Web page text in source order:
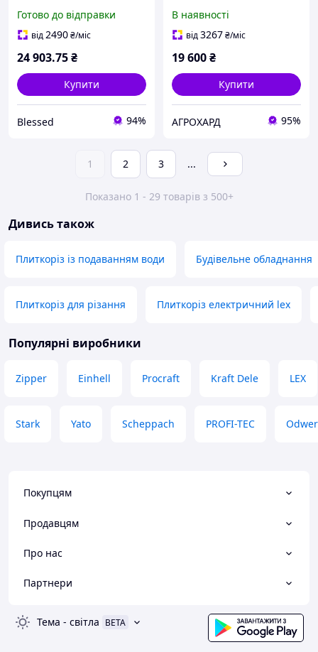
1.2 кВт, 92 см різ плитки,
диск 230 см
Готово до відправки
від2490₴/міс
24 903.75₴
Купити
Blessed 94%
(TSW230N-920)
В наявності
від3267₴/міс
19 600₴
Купити
АГРОХАРД 95%
1 2 3 ...
Показано 1 - 29 товарів з 500+
Дивись також
Плиткоріз із подаванням води Будівельне обладнання
Плиткоріз для різання Плиткоріз електричний lex
Популярні виробники
Zipper Einhell Procraft Kraft Dele LEX
Stark Yato Scheppach PROFI-TEC
Покупцям
Продавцям
Про нас
Партнери
Тема - світла BETA